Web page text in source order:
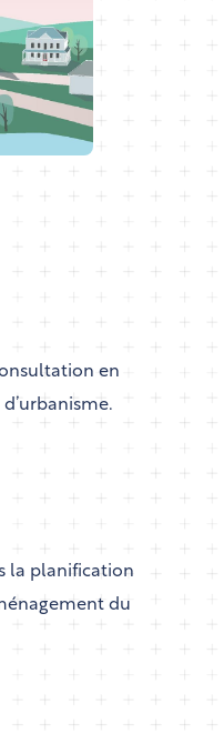
en
la planification
du